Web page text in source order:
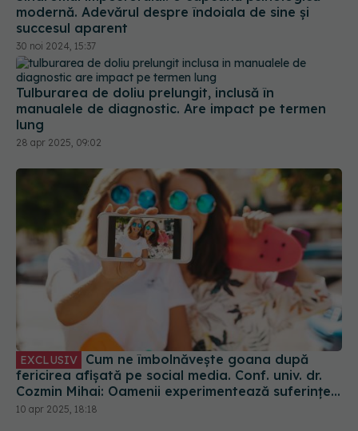
30 noi 2024, 15:37
Tulburarea de doliu prelungit, inclusă în
manualele de diagnostic. Are impact pe termen
lung
28 apr 2025, 09:02
EXCLUSIV Cum ne îmbolnăvește goana după
fericirea afișată pe social media. Conf. univ. dr.
Cozmin Mihai: Oamenii experimentează suferințe,
tristețe
10 apr 2025, 18:18